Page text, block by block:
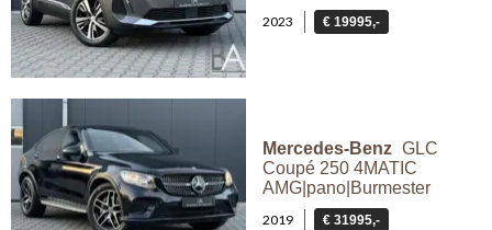
2023 € 19995,-
Mercedes-Benz GLC
Coupé 250 4MATIC
AMG|pano|Burmester
2019 € 31995,-